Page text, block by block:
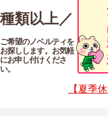
種類以上／
ご希望のノベルティを
お探しします。お気軽
にお申し付けくださ
い。
【夏季